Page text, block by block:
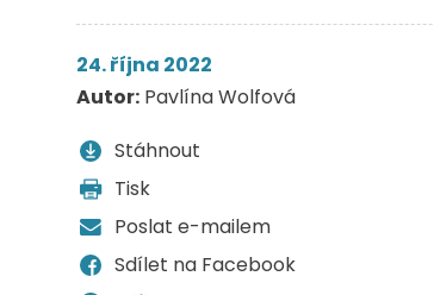
24. října 2022
Autor: Pavlína Wolfová
Stáhnout
Tisk
Poslat e-mailem
Sdílet na Facebook